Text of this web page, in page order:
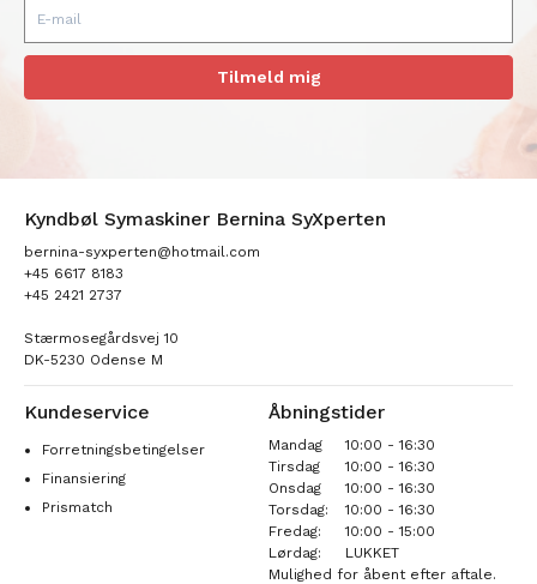
Tilmeld mig
Kyndbøl Symaskiner Bernina SyXperten
bernina-syxperten@hotmail.com
+45 6617 8183
+45 2421 2737
Stærmosegårdsvej 10
DK-5230 Odense M
Kundeservice
Forretningsbetingelser
Finansiering
Prismatch
Åbningstider
Mandag
10:00 - 16:30
Tirsdag
10:00 - 16:30
Onsdag
10:00 - 16:30
Torsdag:
10:00 - 16:30
Fredag:
10:00 - 15:00
Lørdag:
LUKKET
Mulighed for åbent efter aftale.